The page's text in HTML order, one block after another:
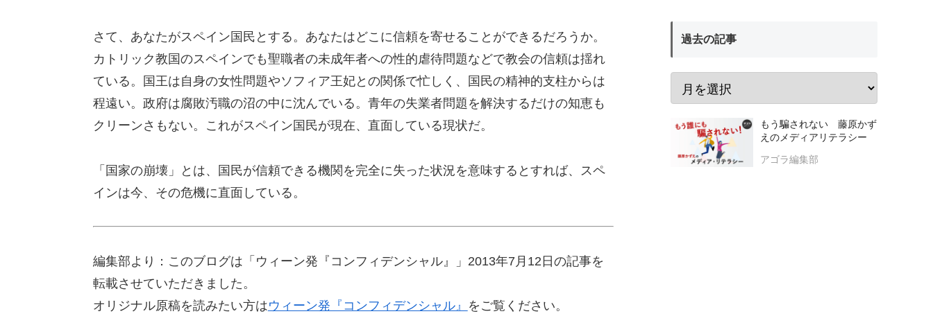
さて、あなたがスペイン国民とする。あなたはどこに信頼を寄せることができるだろうか。
カトリック教国のスペインでも聖職者の未成年者への性的虐待問題などで教会の信頼は揺れ
ている。国王は自身の女性問題やソフィア王妃との関係で忙しく、国民の精神的支柱からは
程遠い。政府は腐敗汚職の沼の中に沈んでいる。青年の失業者問題を解決するだけの知恵も
クリーンさもない。これがスペイン国民が現在、直面している現状だ。
「国家の崩壊」とは、国民が信頼できる機関を完全に失った状況を意味するとすれば、スペ
インは今、その危機に直面している。
編集部より：このブログは「ウィーン発『コンフィデンシャル』」2013年7月12日の記事を
転載させていただきました。
オリジナル原稿を読みたい方はウィーン発『コンフィデンシャル』 をご覧ください。
過去の記事
もう騙されない 藤原かず
えのメディアリテラシー
アゴラ編集部